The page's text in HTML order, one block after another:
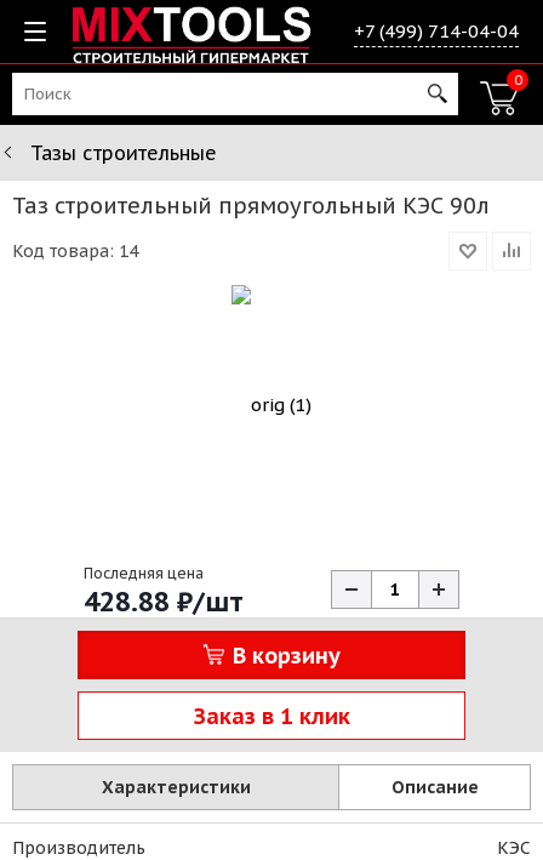
+7 (499) 714-04-04
0
Тазы строительные
Таз строительный прямоугольный КЭС 90л
Код товара: 14
Последняя цена
428.88 ₽/шт
В корзину
Заказ в 1 клик
Характеристики Описание
Производитель КЭС